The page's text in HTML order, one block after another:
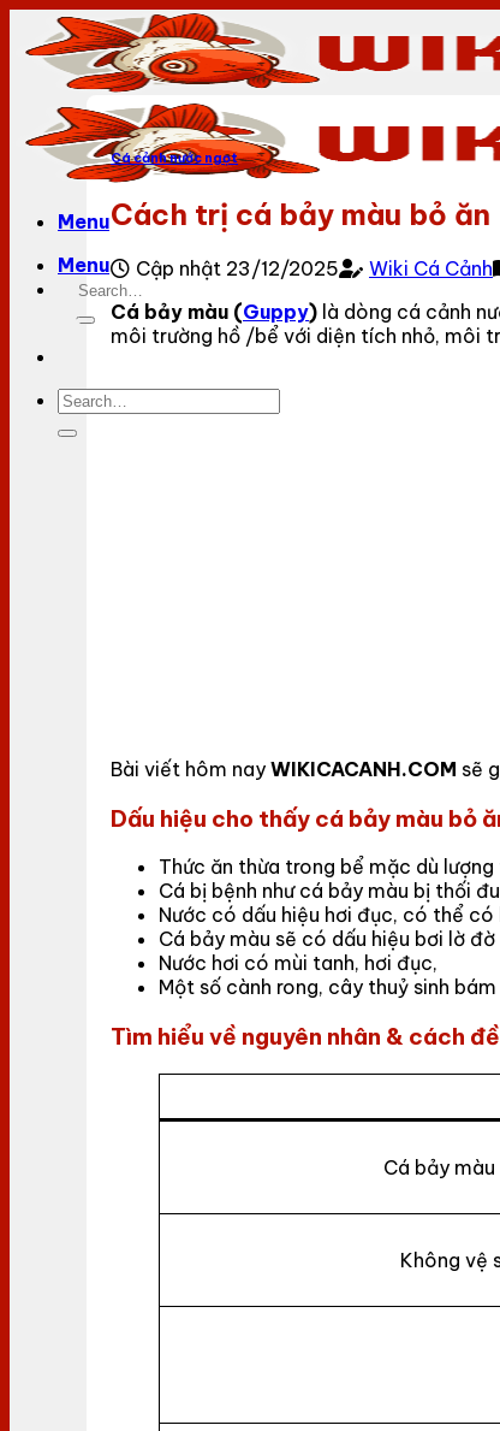
qua
Menu
Menu
Cá cảnh nước ngọt
Cách trị cá bảy màu bỏ ăn
Cập nhật 23/12/2025 Wiki Cá Cảnh
Cá bảy màu (Guppy) là dòng cá cảnh
môi trường hồ /bể với diện tích nhỏ, môi
Bài viết hôm nay WIKICACANH.COM sẽ
Dấu hiệu cho thấy cá bảy màu bỏ
Thức ăn thừa trong bể mặc dù
Cá bị bệnh như cá bảy màu bị thối
Nước có dấu hiệu hơi đục, có thể
Cá bảy màu sẽ có dấu hiệu bơi lờ
Nước hơi có mùi tanh, hơi đục,
Một số cành rong, cây thuỷ sinh
Tìm hiểu về nguyên nhân & cách
Cá bảy
Không vệ